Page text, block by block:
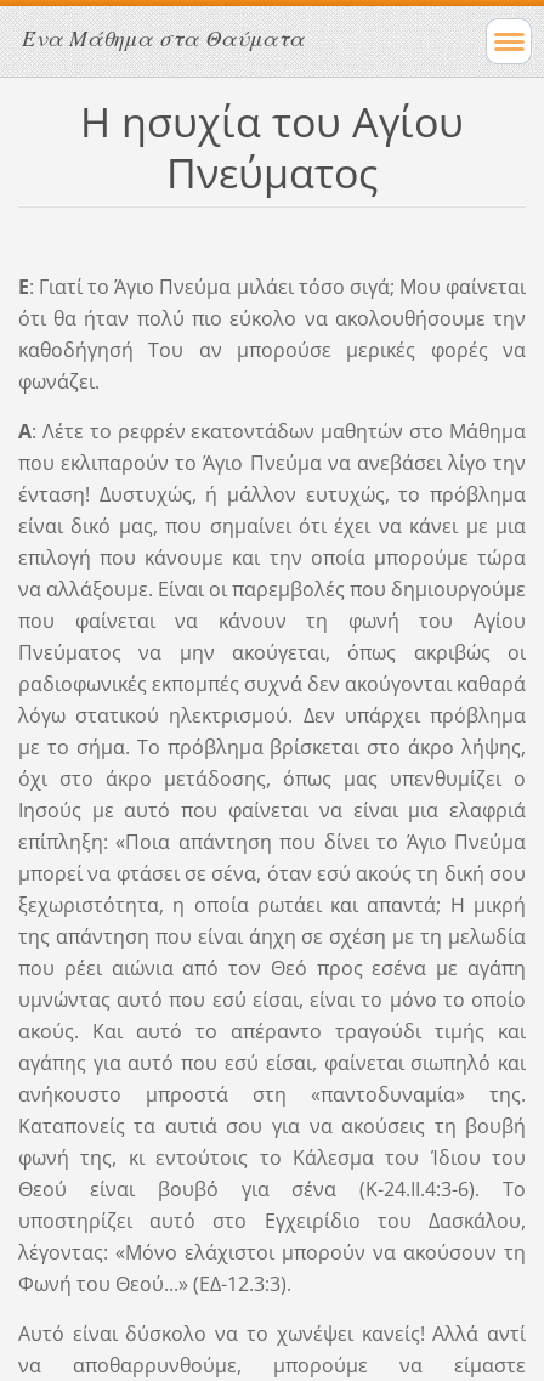
Ένα Μάθημα στα Θαύματα
Η ησυχία του Αγίου
Πνεύματος
Ε: Γιατί το Άγιο Πνεύμα μιλάει τόσο σιγά; Μου φαίνεται
ότι θα ήταν πολύ πιο εύκολο να ακολουθήσουμε την
καθοδήγησή Του αν μπορούσε μερικές φορές να
φωνάζει.
Α: Λέτε το ρεφρέν εκατοντάδων μαθητών στο Μάθημα
που εκλιπαρούν το Άγιο Πνεύμα να ανεβάσει λίγο την
ένταση! Δυστυχώς, ή μάλλον ευτυχώς, το πρόβλημα
είναι δικό μας, που σημαίνει ότι έχει να κάνει με μια
επιλογή που κάνουμε και την οποία μπορούμε τώρα
να αλλάξουμε. Είναι οι παρεμβολές που δημιουργούμε
που φαίνεται να κάνουν τη φωνή του Αγίου
Πνεύματος να μην ακούγεται, όπως ακριβώς οι
ραδιοφωνικές εκπομπές συχνά δεν ακούγονται καθαρά
λόγω στατικού ηλεκτρισμού. Δεν υπάρχει πρόβλημα
με το σήμα. Το πρόβλημα βρίσκεται στο άκρο λήψης,
όχι στο άκρο μετάδοσης, όπως μας υπενθυμίζει ο
Ιησούς με αυτό που φαίνεται να είναι μια ελαφριά
επίπληξη: «Ποια απάντηση που δίνει το Άγιο Πνεύμα
μπορεί να φτάσει σε σένα, όταν εσύ ακούς τη δική σου
ξεχωριστότητα, η οποία ρωτάει και απαντά; Η μικρή
της απάντηση που είναι άηχη σε σχέση με τη μελωδία
που ρέει αιώνια από τον Θεό προς εσένα με αγάπη
υμνώντας αυτό που εσύ είσαι, είναι το μόνο το οποίο
ακούς. Και αυτό το απέραντο τραγούδι τιμής και
αγάπης για αυτό που εσύ είσαι, φαίνεται σιωπηλό και
ανήκουστο μπροστά στη «παντοδυναμία» της.
Καταπονείς τα αυτιά σου για να ακούσεις τη βουβή
φωνή της, κι εντούτοις το Κάλεσμα του Ίδιου του
Θεού είναι βουβό για σένα (Κ-24.II.4:3-6). Το
υποστηρίζει αυτό στο Εγχειρίδιο του Δασκάλου,
λέγοντας: «Μόνο ελάχιστοι μπορούν να ακούσουν τη
Φωνή του Θεού...» (ΕΔ-12.3:3).
Αυτό είναι δύσκολο να το χωνέψει κανείς! Αλλά αντί
να αποθαρρυνθούμε, μπορούμε να είμαστε